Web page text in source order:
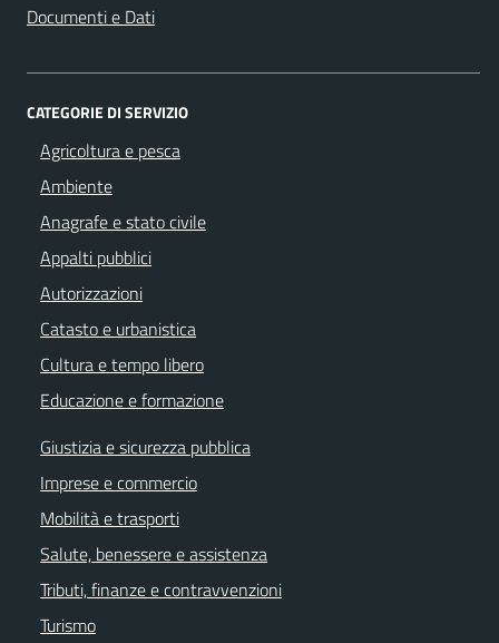
Documenti e Dati
CATEGORIE DI SERVIZIO
Agricoltura e pesca
Ambiente
Anagrafe e stato civile
Appalti pubblici
Autorizzazioni
Catasto e urbanistica
Cultura e tempo libero
Educazione e formazione
Giustizia e sicurezza pubblica
Imprese e commercio
Mobilità e trasporti
Salute, benessere e assistenza
Tributi, finanze e contravvenzioni
Turismo